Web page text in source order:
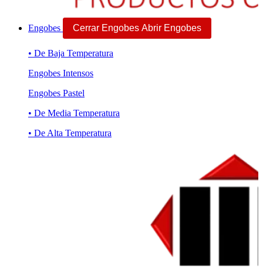
Engobes Cerrar Engobes Abrir Engobes
• De Baja Temperatura
Engobes Intensos
Engobes Pastel
• De Media Temperatura
• De Alta Temperatura